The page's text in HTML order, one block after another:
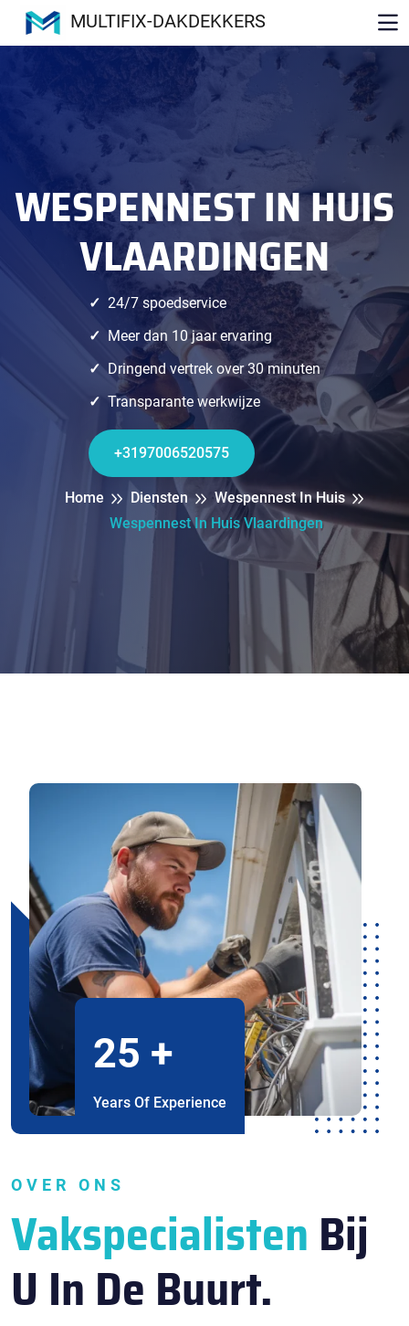
MULTIFIX-DAKDEKKERS
WESPENNEST IN HUIS
VLAARDINGEN
24/7 spoedservice
Meer dan 10 jaar ervaring
Dringend vertrek over 30 minuten
Transparante werkwijze
+3197006520575
Home Diensten
Wespennest In Huis
Wespennest In Huis Vlaardingen
25 +
Years Of Experience
OVER ONS
Vakspecialisten Bij
U In De Buurt.